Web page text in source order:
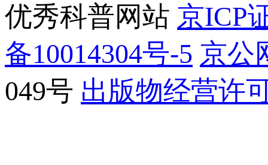
优秀科普网站 京ICP
备10014304号-5 京公
049号 出版物经营许